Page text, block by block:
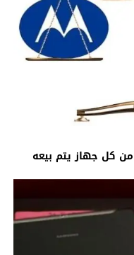
كل جهاز يتم بيعه